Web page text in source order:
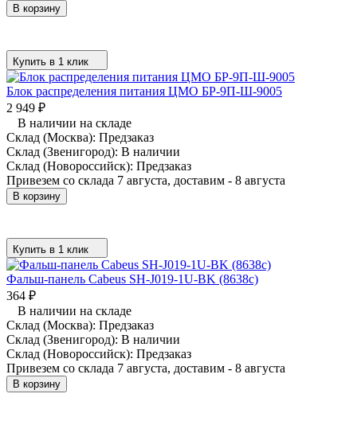
В корзину
Купить в 1 клик
Блок распределения питания ЦМО БР-9П-Ш-9005
2 949 ₽
В наличии на складе
Склад (Москва): Предзаказ
Склад (Звенигород): В наличии
Склад (Новороссийск): Предзаказ
Привезем со склада 7 августа, доставим - 8 августа
В корзину
Купить в 1 клик
Фальш-панель Cabeus SH-J019-1U-BK (8638c)
364 ₽
В наличии на складе
Склад (Москва): Предзаказ
Склад (Звенигород): В наличии
Склад (Новороссийск): Предзаказ
Привезем со склада 7 августа, доставим - 8 августа
В корзину